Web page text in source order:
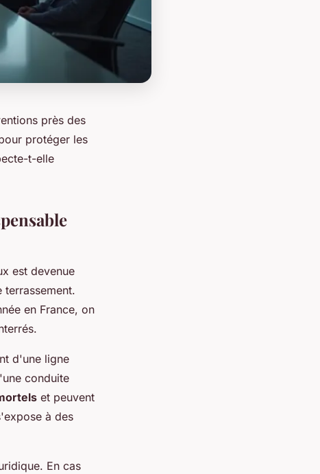
près des
protéger les
t-elle
est devenue
en France, on
d'une ligne
conduite
et peuvent
à des
En cas